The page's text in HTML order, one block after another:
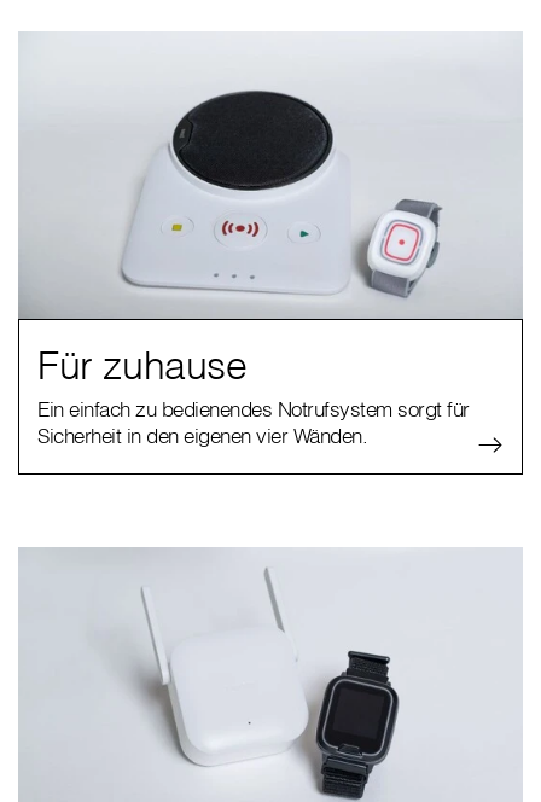
Für zuhause
Ein einfach zu bedienendes Notrufsystem sorgt für
Sicherheit in den eigenen vier Wänden.